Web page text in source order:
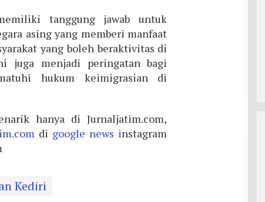
tanggung jawab untuk
asing yang memberi manfaat
yang boleh beraktivitas di
juga menjadi peringatan bagi
hukum keimigrasian di
hanya di Jurnaljatim.com,
di google news instagram
Kediri